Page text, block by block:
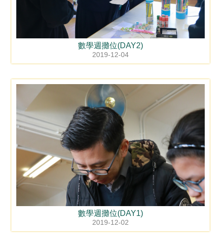
數學週攤位(DAY2)
2019-12-04
數學週攤位(DAY1)
2019-12-02